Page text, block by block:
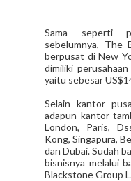
Sama seperti
sebelumnya, The
berpusat di New
dimiliki
yaitu sebesar
Selain kantor
adapun kantor
London, Paris,
Kong, Singapura,
dan Dubai. Sudah
bisnisnya melalui
Blackstone Group